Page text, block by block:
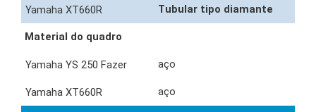
Tubular tipo diamante
Material do quadro
aço
aço